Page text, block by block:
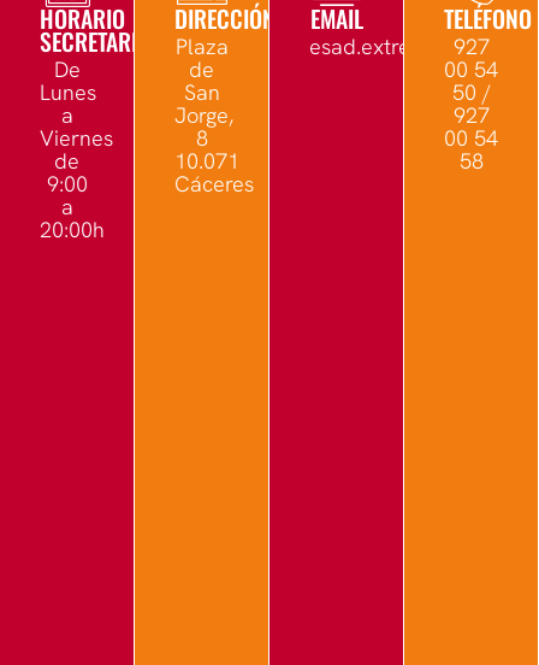
HORARIO
SECRETARÍA
De
Lunes
a
Viernes
de
9:00
a
20:00h
DIRECCIÓN
Plaza
de
San
Jorge,
8
10.071
Cáceres
EMAIL TELÉFONO
927
00 54
50 /
927
00 54
58